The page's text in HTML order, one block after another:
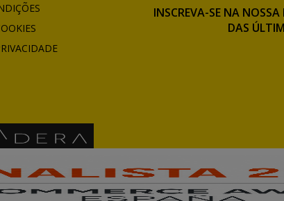
INSCREVA-SE NA
DAS